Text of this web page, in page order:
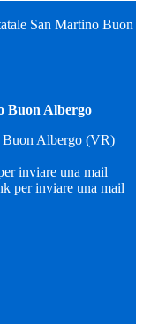
San Martino Buon
Buon Albergo
Buon Albergo (VR)
inviare una mail
per inviare una mail